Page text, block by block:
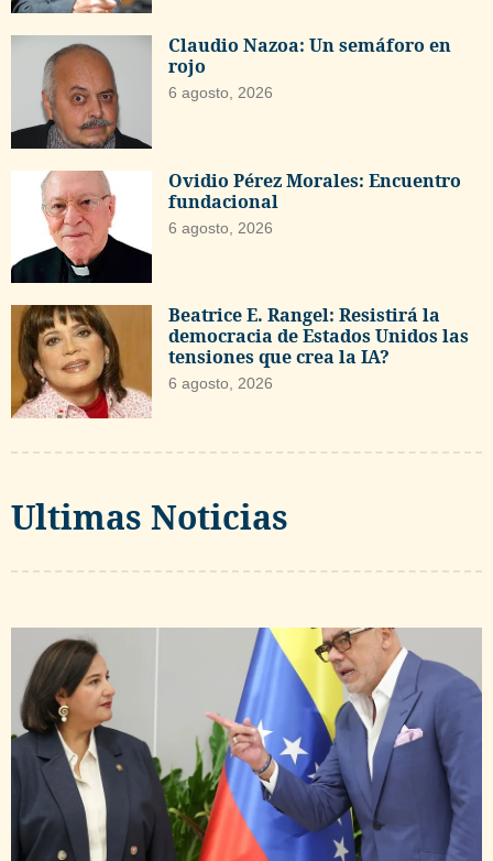
Claudio Nazoa: Un semáforo en
rojo
6 agosto, 2026
Ovidio Pérez Morales: Encuentro
fundacional
6 agosto, 2026
Beatrice E. Rangel: Resistirá la
democracia de Estados Unidos las
tensiones que crea la IA?
6 agosto, 2026
Ultimas Noticias